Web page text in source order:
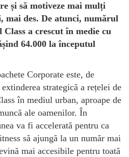
și să motiveze mai mulți
mai des. De atunci, numărul
a crescut în medie cu
64.000 la începutul
Corporate este, de
strategică a rețelei de
în mediul urban, aproape de
ale oamenilor. În
va fi accelerată pentru ca
să ajungă la un număr mai
mai accesibile pentru toată